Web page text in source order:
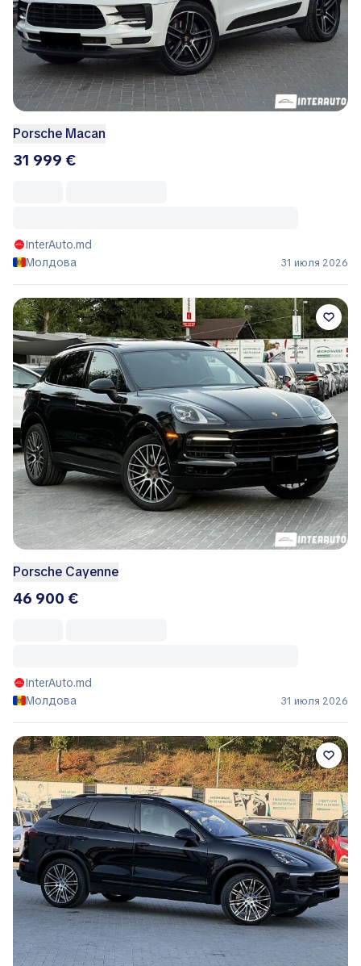
Porsche Macan
31 999 €
InterAuto.md
Молдова
31 июля 2026
Porsche Cayenne
46 900 €
InterAuto.md
Молдова
31 июля 2026